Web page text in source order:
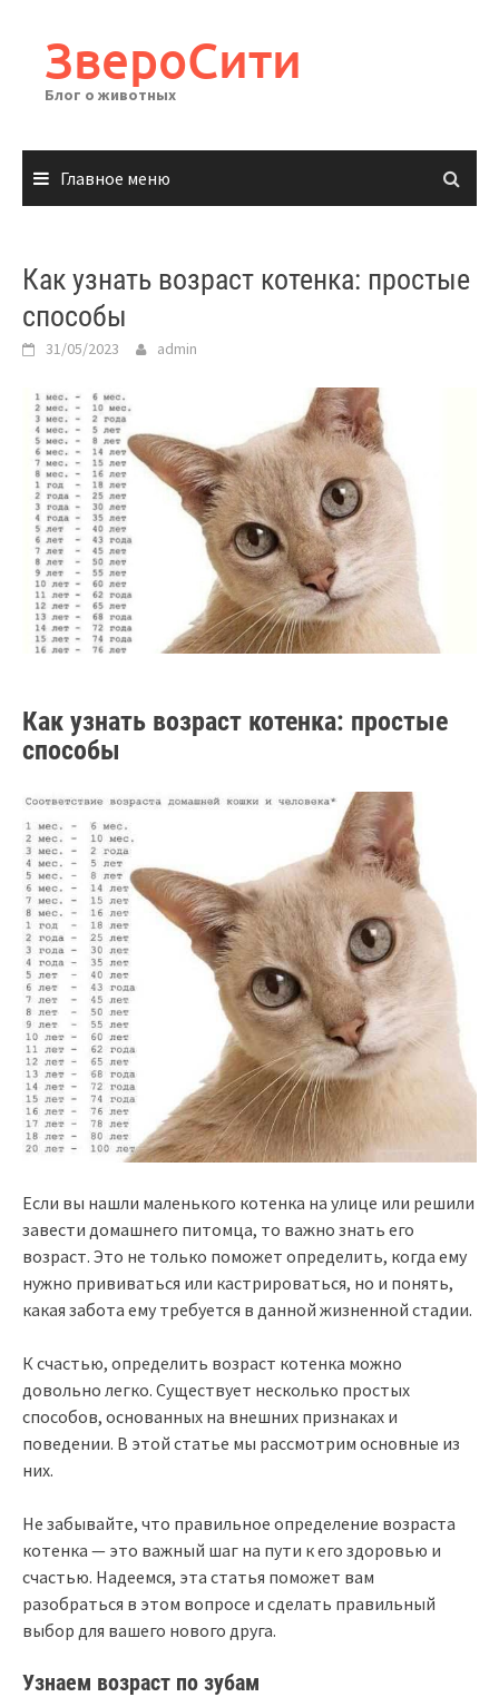
содержимому
ЗвероСити
Блог о животных
Главное меню
Как узнать возраст котенка: простые
способы
31/05/2023 admin
Как узнать возраст котенка: простые
способы
Если вы нашли маленького котенка на улице или решили
завести домашнего питомца, то важно знать его
возраст. Это не только поможет определить, когда ему
нужно прививаться или кастрироваться, но и понять,
какая забота ему требуется в данной жизненной стадии.
К счастью, определить возраст котенка можно
довольно легко. Существует несколько простых
способов, основанных на внешних признаках и
поведении. В этой статье мы рассмотрим основные из
них.
Не забывайте, что правильное определение возраста
котенка — это важный шаг на пути к его здоровью и
счастью. Надеемся, эта статья поможет вам
разобраться в этом вопросе и сделать правильный
выбор для вашего нового друга.
Узнаем возраст по зубам